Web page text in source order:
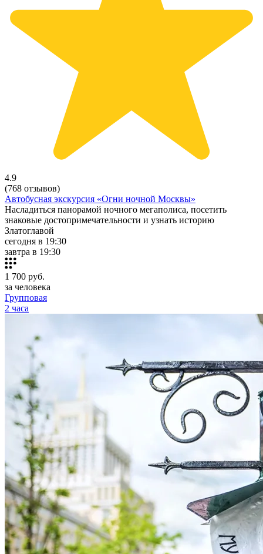
4.9
(768 отзывов)
Автобусная экскурсия «Огни ночной Москвы»
Насладиться панорамой ночного мегаполиса, посетить
знаковые достопримечательности и узнать историю
Златоглавой
сегодня в 19:30
завтра в 19:30
1 700 руб.
за человека
Групповая
2 часа